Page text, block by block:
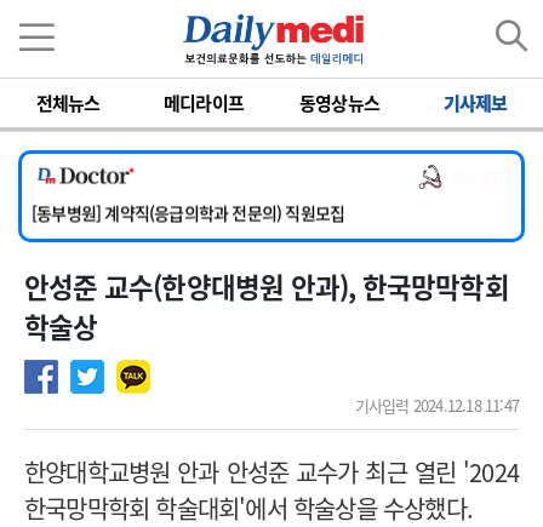
전체뉴스 메디라이프 동영상뉴스 기사제보
[서울아산병원] 2026년 하반기 인턴 모집
[영남대학교의료원] 마취통증의학과 임기제 임상의사 채용
[충남대학교병원] 소아청소년과(소아응급전담) 계약직 의사 공개채용
[동부병원] 계약직(응급의학과 전문의) 직원모집
[이대목동병원] 하반기 전공의(레지던트1년차) 모집
[서울아산병원] 2026년 하반기 인턴 모집
[영남대학교의료원] 마취통증의학과 임기제 임상의사 채용
안성준 교수(한양대병원 안과), 한국망막학회
학술상
기사입력 2024.12.18 11:47
한양대학교병원 안과 안성준 교수가 최근 열린 '2024
한국망막학회 학술대회'에서 학술상을 수상했다.